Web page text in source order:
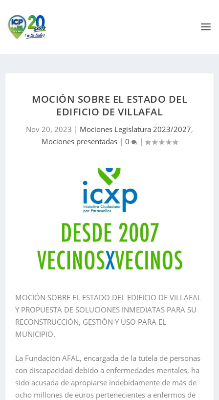
MOCIÓN SOBRE EL ESTADO DEL
EDIFICIO DE VILLAFAL
Nov 20, 2023 | Mociones Legislatura 2023/2027,
Mociones presentadas | 0 |
MOCIÓN SOBRE EL ESTADO DEL EDIFICIO DE VILLAFAL
Y PROPUESTA DE SOLUCIONES INMEDIATAS PARA SU
RECONSTRUCCIÓN, GESTIÓN Y USO PARA EL
MUNICIPIO.
La Fundación AFAL, encargada de la tutela de personas
con discapacidad debido a enfermedades mentales, ha
sido acusada de apropiarse indebidamente de más de
ocho millones de euros pertenecientes a enfermos de